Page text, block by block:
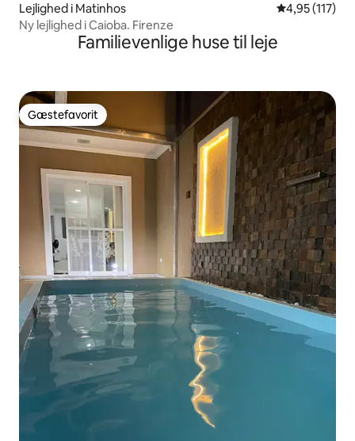
Lejlighed i Matinhos 4,95 ud af 5 i
4,95 (117)
Ny lejlighed i Caioba. Firenze
Familievenlige huse til leje
Gæstefavorit
Gæstefavorit